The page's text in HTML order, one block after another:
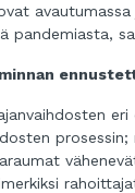
pandemiasta,